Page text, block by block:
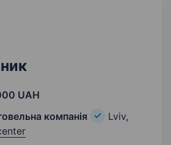
UAH
компанія
Lviv,